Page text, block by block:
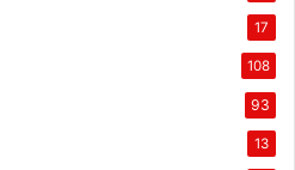
17
108
93
13